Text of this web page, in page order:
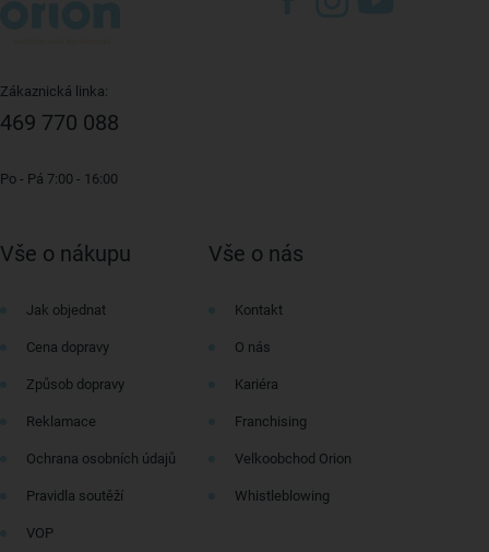
Zákaznická linka:
469 770 088
Po - Pá 7:00 - 16:00
Vše o nákupu
Jak objednat
Cena dopravy
Způsob dopravy
Reklamace
Ochrana osobních údajů
Pravidla soutěží
VOP
Vše o nás
Kontakt
O nás
Kariéra
Franchising
Velkoobchod Orion
Whistleblowing